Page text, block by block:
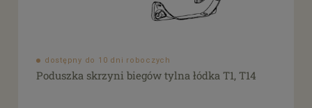
dostępny do 10 dni roboczych
Poduszka skrzyni biegów tylna łódka T1, T14